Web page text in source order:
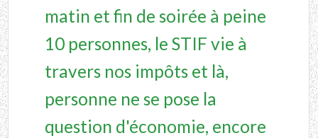
matin et fin de soirée à peine
10 personnes, le STIF vie à
travers nos impôts et là,
personne ne se pose la
question d'économie, encore